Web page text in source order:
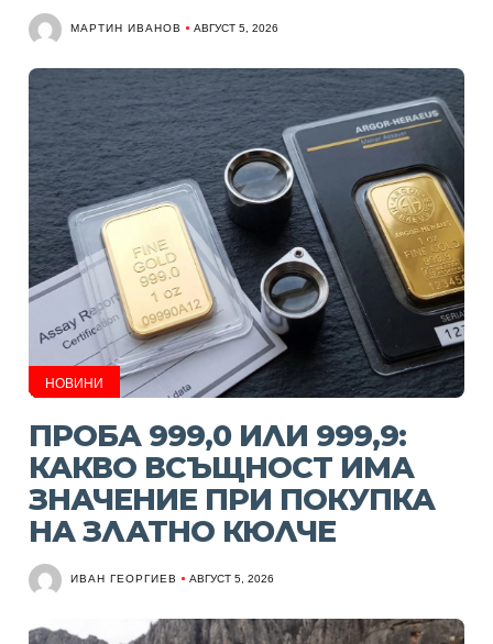
МАРТИН ИВАНОВ АВГУСТ 5, 2026
НОВИНИ
ПРОБА 999,0 ИЛИ 999,9:
КАКВО ВСЪЩНОСТ ИМА
ЗНАЧЕНИЕ ПРИ ПОКУПКА
НА ЗЛАТНО КЮЛЧЕ
ИВАН ГЕОРГИЕВ АВГУСТ 5, 2026